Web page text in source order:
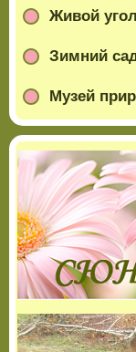
Живой
Зимний
Музей